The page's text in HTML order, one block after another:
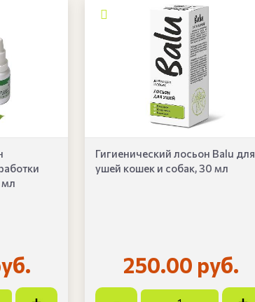
мл
Гигиенический лосьон Balu для
ушей кошек и собак, 30 мл
250.00 руб.